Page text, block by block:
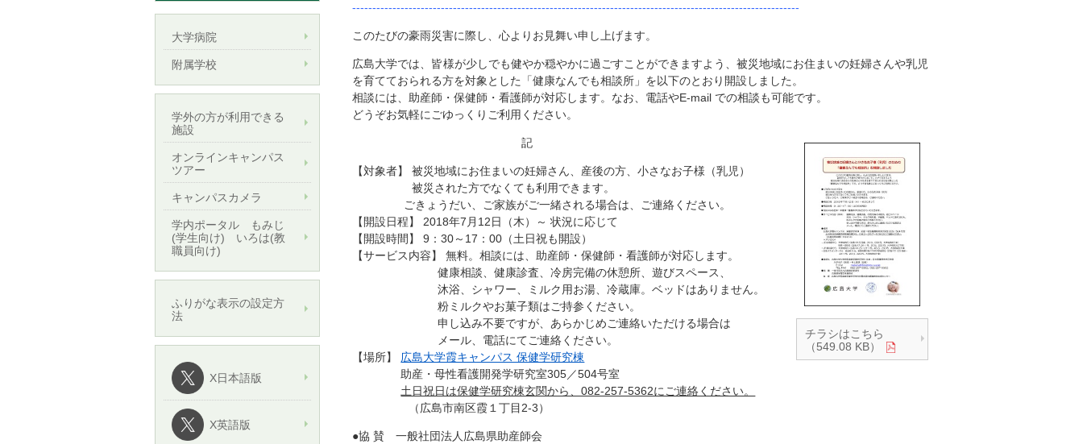
---------------------------------------------------------------------------------------------------------------
このたびの豪雨災害に際し、心よりお見舞い申し上げます。
広島大学では、皆様が少しでも健やか穏やかに過ごすことができますよう、被災地域にお住まいの妊婦さんや乳児
を育てておられる方を対象とした「健康なんでも相談所」を以下のとおり開設しました。
相談には、助産師・保健師・看護師が対応します。なお、電話やE-mail での相談も可能です。
どうぞお気軽にごゆっくりご利用ください。
記
【対象者】 被災地域にお住まいの妊婦さん、産後の方、小さなお子様（乳児）
被災された方でなくても利用できます。
ごきょうだい、ご家族がご一緒される場合は、ご連絡ください。
【開設日程】 2018年7月12日（木）～ 状況に応じて
【開設時間】 9：30～17：00（土日祝も開設）
【サービス内容】 無料。相談には、助産師・保健師・看護師が対応します。
健康相談、健康診査、冷房完備の休憩所、遊びスペース、
沐浴、シャワー、ミルク用お湯、冷蔵庫。ベッドはありません。
粉ミルクやお菓子類はご持参ください。
申し込み不要ですが、あらかじめご連絡いただける場合は
メール、電話にてご連絡ください。
【場所】 広島大学霞キャンパス 保健学研究棟
助産・母性看護開発学研究室305／504号室
土日祝日は保健学研究棟玄関から、082-257-5362にご連絡ください。
（広島市南区霞１丁目2-3）
●協 賛 一般社団法人広島県助産師会
チラシはこちら
（549.08 KB）
大学病院
附属学校
学外の方が利用できる
施設
オンラインキャンパス
ツアー
キャンパスカメラ
学内ポータル もみじ
(学生向け) いろは(教
職員向け)
ふりがな表示の設定方
法
X日本語版
X英語版